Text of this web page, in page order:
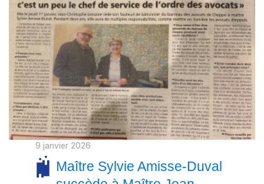
9 janvier 2026
Maître Sylvie Amisse-Duval